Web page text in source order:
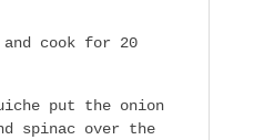
cook for 20
put the onion
spinac over the